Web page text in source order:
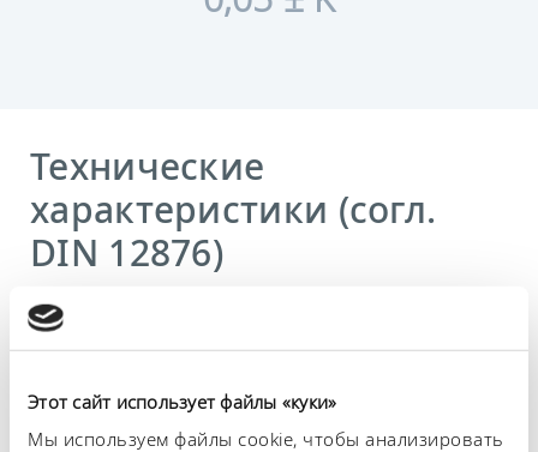
Этот сайт использует файлы «куки»
Мы используем файлы cookie, чтобы анализировать
Технические
характеристики (согл.
DIN 12876)
Диапазон рабочих температур
-45 ... 200 °C
Рабочий диапазон температур